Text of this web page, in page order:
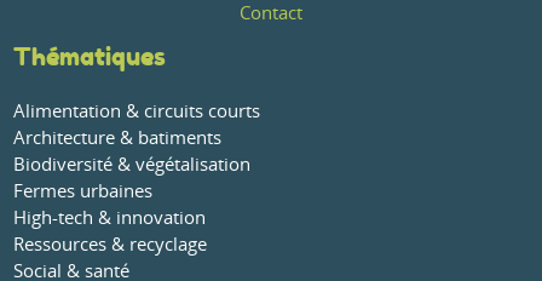
Contact
Thématiques
Alimentation & circuits courts
Architecture & batiments
Biodiversité & végétalisation
Fermes urbaines
High-tech & innovation
Ressources & recyclage
Social & santé